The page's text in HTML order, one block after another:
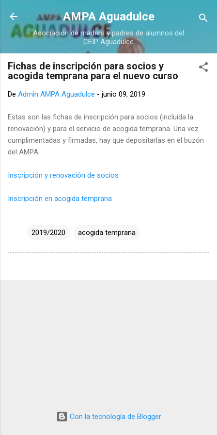
Ir al contenido principal
AMPA Aguadulce
Asociación de madres y padres de alumnos del
CEIP Aguadulce
Fichas de inscripción para socios y
acogida temprana para el nuevo curso
De Admin AMPA Aguadulce - junio 09, 2019
Estas son las fichas de inscripción para socios (incluida la
renovación) y para el servicio de acogida temprana. Una vez
cumplimentadas y firmadas, hay que depositarlas en el buzón
del AMPA.
Inscripción y renovación de socios
Inscripción en acogida temprana
2019/2020 acogida temprana
Con la tecnología de Blogger